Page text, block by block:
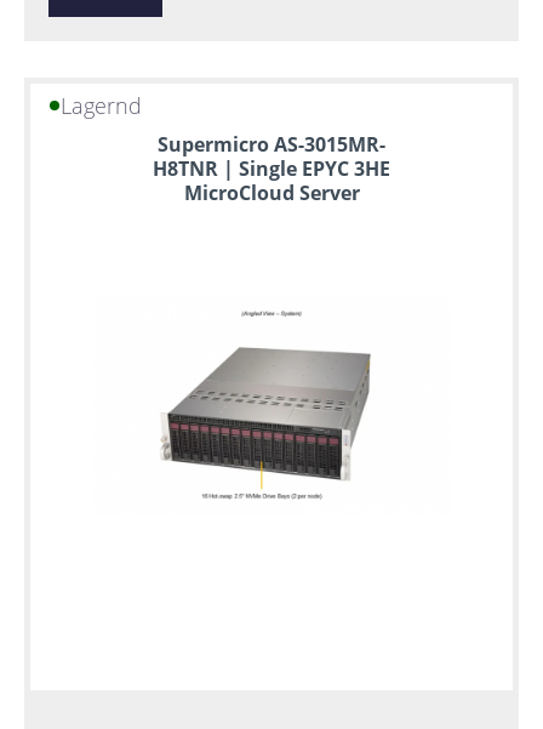
Lagernd
Supermicro AS-3015MR-
H8TNR | Single EPYC 3HE
MicroCloud Server